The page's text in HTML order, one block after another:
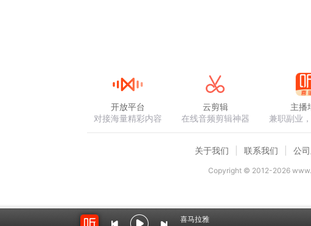
喜马拉雅
开放平台
对接海量精彩内容
云剪辑
在线音频剪辑神器
主播
兼职副业
关于我们 联系我们 公
Copyright © 2012-2026